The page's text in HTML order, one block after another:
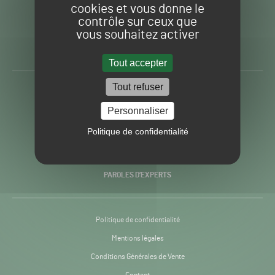
cookies et vous donne le
contrôle sur ceux que
vous souhaitez activer
Tout accepter
Tout refuser
Personnaliser
Politique de confidentialité
Gazon
Sport
H24
-
Toute l’info autour du
PRATIQUES
PAROLES D’EXPERTS
Politique de confidentialité
Mentions légales
Conditions Générales de Vente